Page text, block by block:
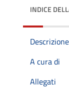
INDICE
Descrizione
A cura di
Allegati